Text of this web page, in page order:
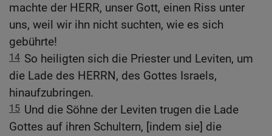
machte der HERR, unser Gott, einen Riss unter
uns, weil wir ihn nicht suchten, wie es sich
gebührte!
14 So heiligten sich die Priester und Leviten, um
die Lade des HERRN, des Gottes Israels,
hinaufzubringen.
15 Und die Söhne der Leviten trugen die Lade
Gottes auf ihren Schultern, [indem sie] die